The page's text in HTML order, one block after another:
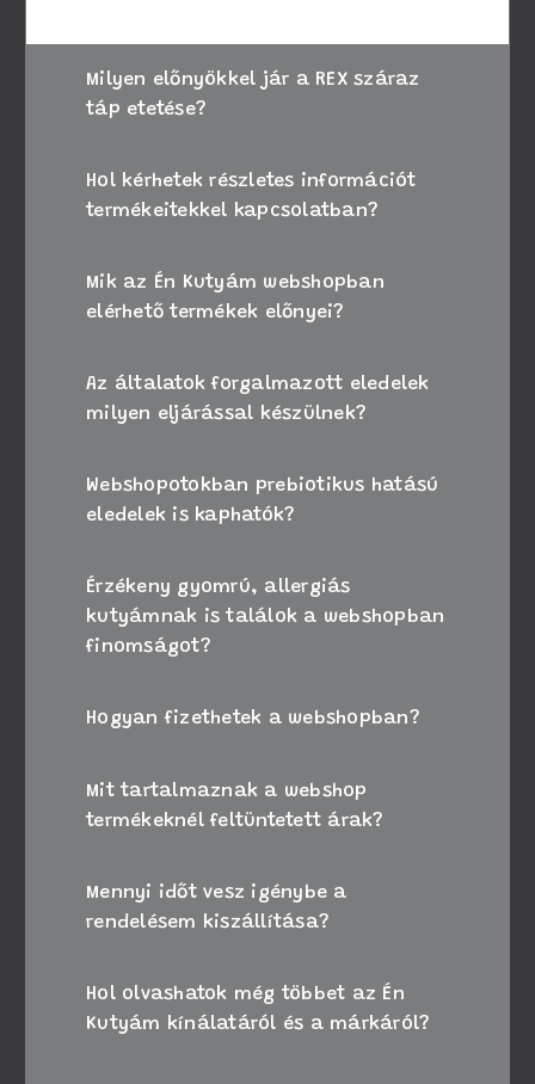
Milyen előnyökkel jár a REX száraz
táp etetése?
Hol kérhetek részletes információt
termékeitekkel kapcsolatban?
Mik az Én Kutyám webshopban
elérhető termékek előnyei?
Az általatok forgalmazott eledelek
milyen eljárással készülnek?
Webshopotokban prebiotikus hatású
eledelek is kaphatók?
Érzékeny gyomrú, allergiás
kutyámnak is találok a webshopban
finomságot?
Hogyan fizethetek a webshopban?
Mit tartalmaznak a webshop
termékeknél feltüntetett árak?
Mennyi időt vesz igénybe a
rendelésem kiszállítása?
Hol olvashatok még többet az Én
Kutyám kínálatáról és a márkáról?